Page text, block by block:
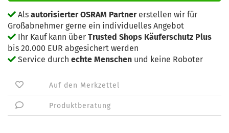
Als autorisierter OSRAM Partnererstellen wir für
Großabnehmer gerne ein individuelles Angebot
Ihr Kauf kann über Trusted Shops Käuferschutz Plus
bis 20.000 EUR abgesichert werden
Service durch echte Menschen und keine Roboter
Auf den Merkzettel
Produktberatung